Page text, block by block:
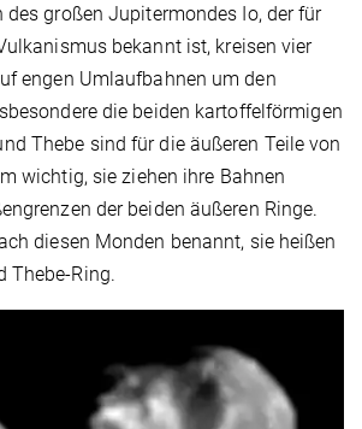
des großen Jupitermondes Io, der für
bekannt ist, kreisen vier
engen Umlaufbahnen um den
die beiden kartoffelförmigen
Thebe sind für die äußeren Teile von
wichtig, sie ziehen ihre Bahnen
der beiden äußeren Ringe.
diesen Monden benannt, sie heißen
Thebe-Ring.